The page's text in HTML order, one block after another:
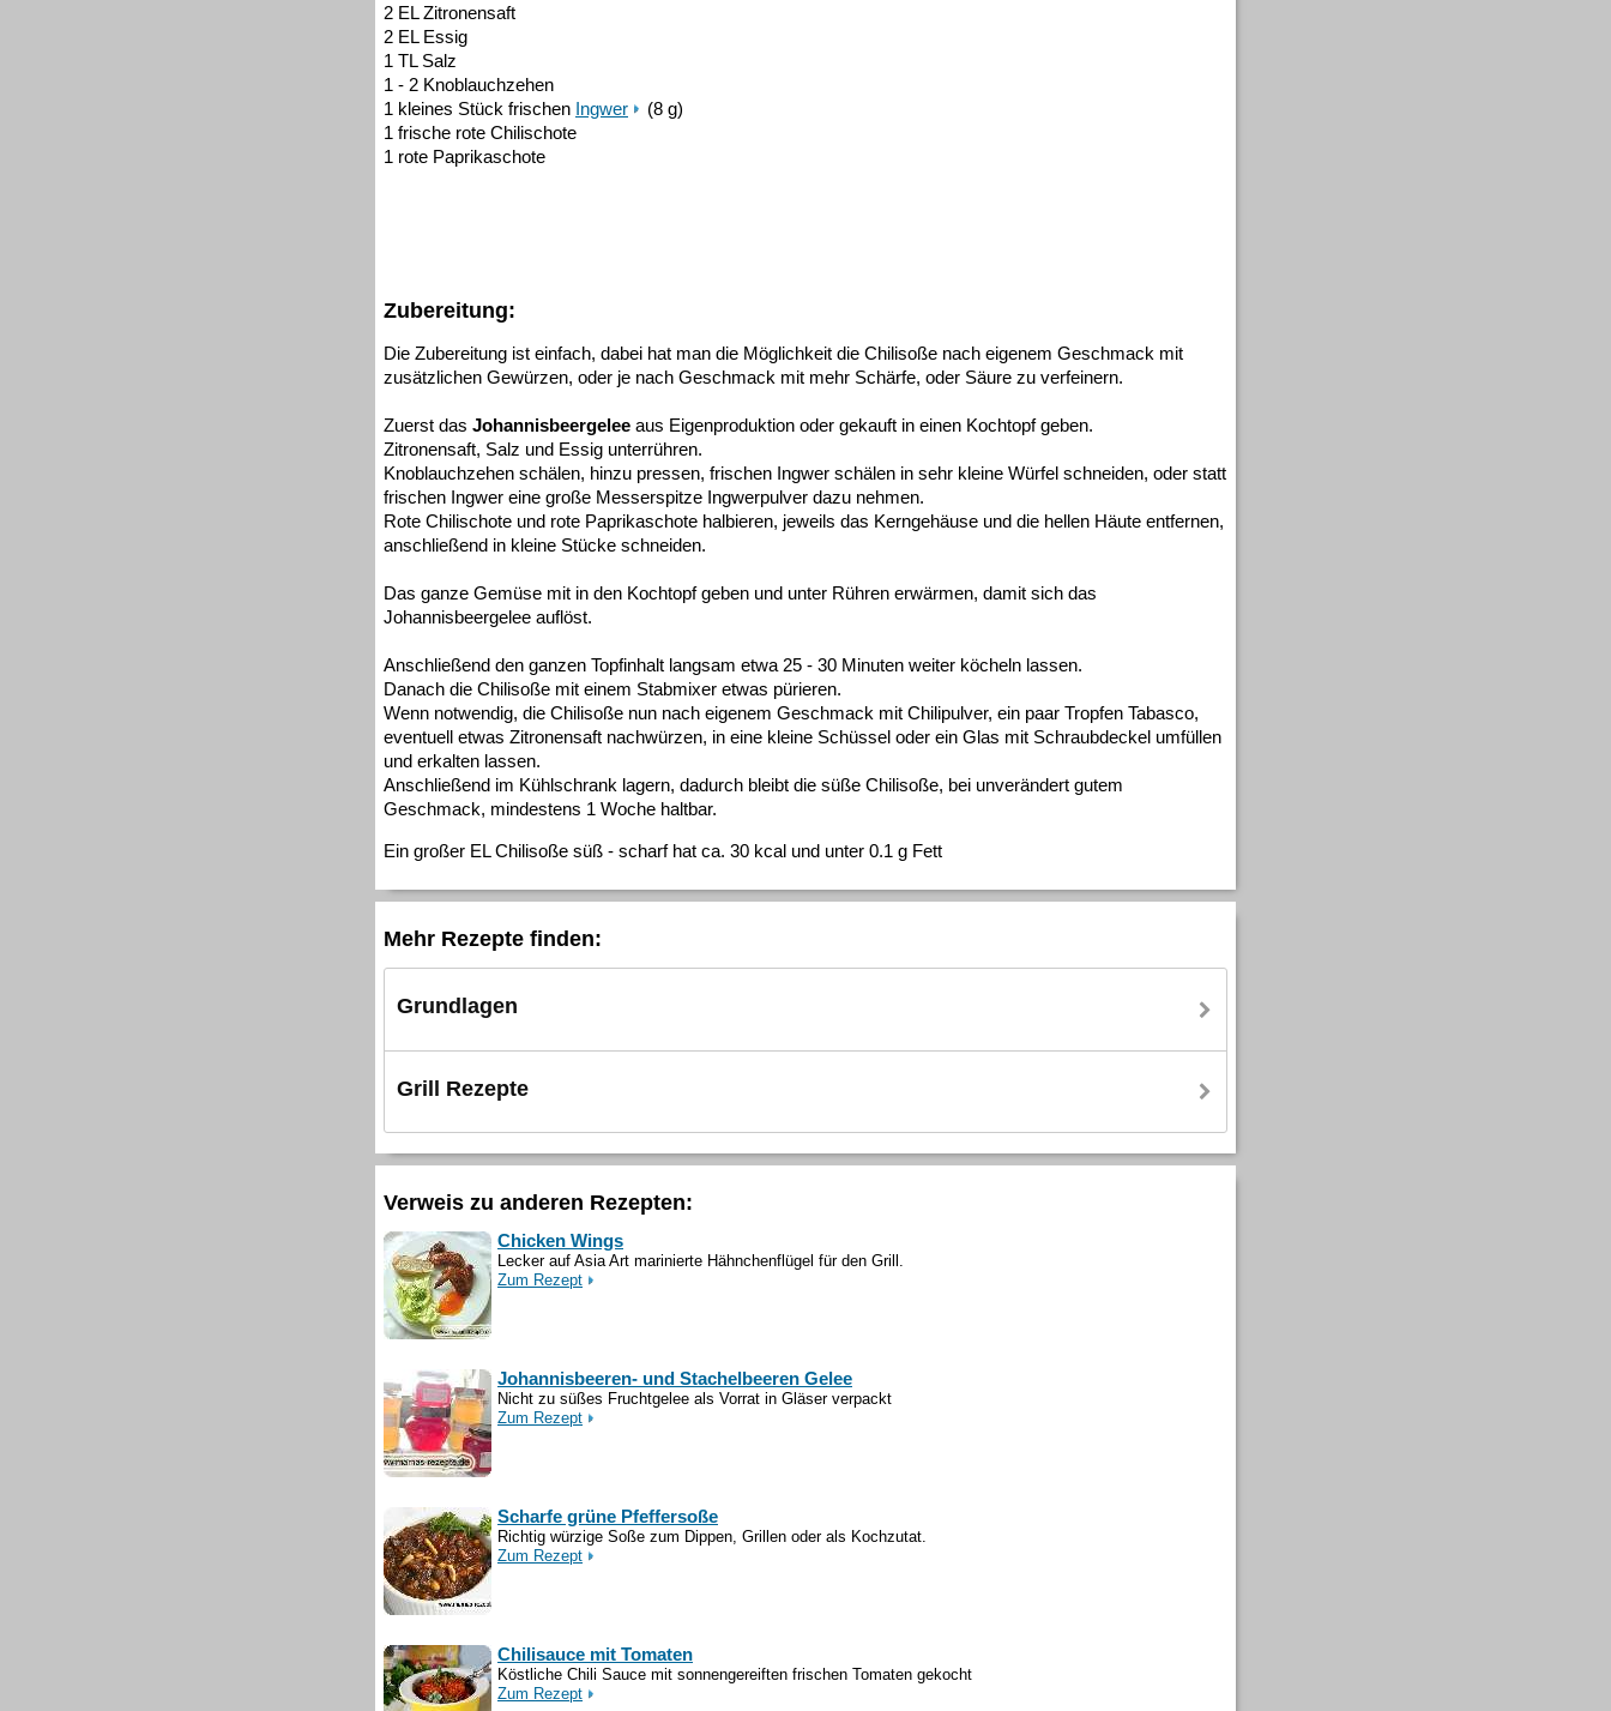
2 EL Zitronensaft
2 EL Essig
1 TL Salz
1 - 2 Knoblauchzehen
1 kleines Stück frischen Ingwer
(8 g)
1 frische rote Chilischote
1 rote Paprikaschote
Zubereitung:
Die Zubereitung ist einfach, dabei hat man die Möglichkeit die Chilisoße nach eigenem Geschmack mit
zusätzlichen Gewürzen, oder je nach Geschmack mit mehr Schärfe, oder Säure zu verfeinern.
Zuerst das Johannisbeergelee aus Eigenproduktion oder gekauft in einen Kochtopf geben.
Zitronensaft, Salz und Essig unterrühren.
Knoblauchzehen schälen, hinzu pressen, frischen Ingwer schälen in sehr kleine Würfel schneiden, oder statt
frischen Ingwer eine große Messerspitze Ingwerpulver dazu nehmen.
Rote Chilischote und rote Paprikaschote halbieren, jeweils das Kerngehäuse und die hellen Häute entfernen,
anschließend in kleine Stücke schneiden.
Das ganze Gemüse mit in den Kochtopf geben und unter Rühren erwärmen, damit sich das
Johannisbeergelee auflöst.
Anschließend den ganzen Topfinhalt langsam etwa 25 - 30 Minuten weiter köcheln lassen.
Danach die Chilisoße mit einem Stabmixer etwas pürieren.
Wenn notwendig, die Chilisoße nun nach eigenem Geschmack mit Chilipulver, ein paar Tropfen Tabasco,
eventuell etwas Zitronensaft nachwürzen, in eine kleine Schüssel oder ein Glas mit Schraubdeckel umfüllen
und erkalten lassen.
Anschließend im Kühlschrank lagern, dadurch bleibt die süße Chilisoße, bei unverändert gutem
Geschmack, mindestens 1 Woche haltbar.
Ein großer EL Chilisoße süß - scharf hat ca. 30 kcal und unter 0.1 g Fett
Mehr Rezepte finden:
Grundlagen
Grill Rezepte
Verweis zu anderen Rezepten:
Chicken Wings
Lecker auf Asia Art marinierte Hähnchenflügel für den Grill.
Zum Rezept
Johannisbeeren- und Stachelbeeren Gelee
Nicht zu süßes Fruchtgelee als Vorrat in Gläser verpackt
Zum Rezept
Scharfe grüne Pfeffersoße
Richtig würzige Soße zum Dippen, Grillen oder als Kochzutat.
Zum Rezept
Chilisauce mit Tomaten
Köstliche Chili Sauce mit sonnengereiften frischen Tomaten gekocht
Zum Rezept